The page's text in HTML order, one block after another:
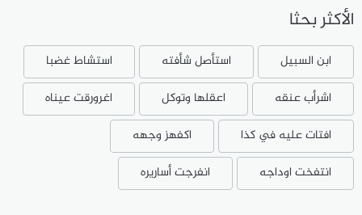
الأكثر بحثا
ابن السبيل استأصل شأفته
استشاط غضبا
اشرأب عنقه
اعقلها وتوكل
اغرورقت عيناه
افتات عليه في كذا
اكفهز وجهه
انتفخت اوداجه
انفرجت أساريره